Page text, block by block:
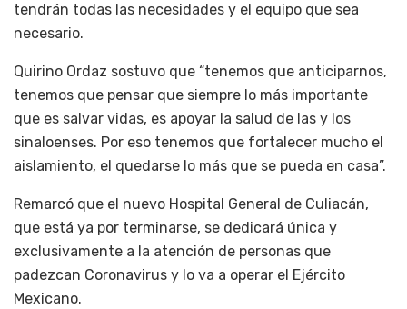
tendrán todas las necesidades y el equipo que sea
necesario.
Quirino Ordaz sostuvo que “tenemos que anticiparnos,
tenemos que pensar que siempre lo más importante
que es salvar vidas, es apoyar la salud de las y los
sinaloenses. Por eso tenemos que fortalecer mucho el
aislamiento, el quedarse lo más que se pueda en casa”.
Remarcó que el nuevo Hospital General de Culiacán,
que está ya por terminarse, se dedicará única y
exclusivamente a la atención de personas que
padezcan Coronavirus y lo va a operar el Ejército
Mexicano.